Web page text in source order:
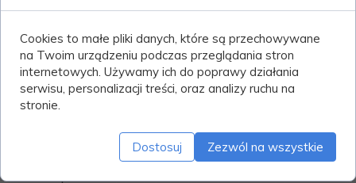
pierwsze spotkanie Dzieci i Rodziców po
mszy o godz. 12:00.
5. W przyszła niedziele zbiórka do puszki z
okazji Dnia Papieskiego, na Fundusz
Bóg Zapłać za ofiary na tacę podczas
Cookies to małe pliki danych, które są przechowywane
na Twoim urządzeniu podczas przeglądania stron
internetowych. Używamy ich do poprawy działania
serwisu, personalizacji treści, oraz analizy ruchu na
stronie.
Dostosuj Zezwól na wszystkie